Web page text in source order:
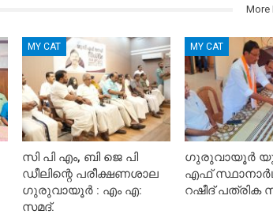
More
MY CAT
സി പി എം, ബി ജെ പി
ഡീലിന്റെ പരീക്ഷണശാല
ഗുരുവായൂർ : എം എ:
സമദ്.
MY CAT
ഗുരുവായൂർ യു
എഫ്
റഷീദ് പത്രിക